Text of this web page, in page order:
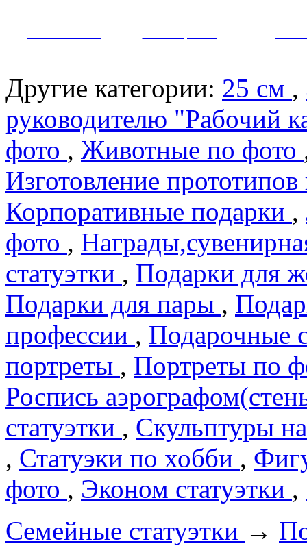
Другие категории: 25 см ,
руководителю "Рабочий
фото , Животные по фото
Изготовление
Корпоративные подарки ,
фото ,
статуэтки , Подарки для
Подарки для пары ,
профеcсии , Подарочные
портреты , Портреты по
Роспись
статуэтки , Скульптуры
, Статуэки по хобби ,
фото , Эконом статуэтки ,
Семейные статуэтки →